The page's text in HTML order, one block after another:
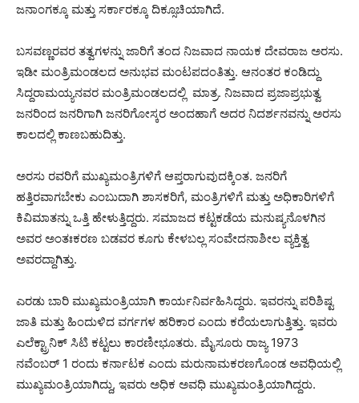
ಜನಾಂಗಕ್ಕೂ ಮತ್ತು ಸರ್ಕಾರಕ್ಕೂ ದಿಕ್ಸೂಚಿಯಾಗಿದೆ.
ಬಸವಣ್ಣರವರ ತತ್ವಗಳನ್ನು ಜಾರಿಗೆ ತಂದ ನಿಜವಾದ ನಾಯಕ ದೇವರಾಜ ಅರಸು.
ಇಡೀ ಮಂತ್ರಿಮಂಡಲದ ಅನುಭವ ಮಂಟಪದಂತಿತ್ತು. ಆನಂತರ ಕಂಡಿದ್ದು
ಸಿದ್ದರಾಮಯ್ಯನವರ ಮಂತ್ರಿಮಂಡಲದಲ್ಲಿ ಮಾತ್ರ. ನಿಜವಾದ ಪ್ರಜಾಪ್ರಭುತ್ವ
ಜನರಿಂದ ಜನರಿಗಾಗಿ ಜನರಿಗೋಸ್ಕರ ಅಂದಹಾಗೆ ಅದರ ನಿದರ್ಶನವನ್ನು ಅರಸು
ಕಾಲದಲ್ಲಿ ಕಾಣಬಹುದಿತ್ತು.
ಅರಸು ರವರಿಗೆ ಮುಖ್ಯಮಂತ್ರಿಗಳಿಗೆ ಆಪ್ತರಾಗುವುದಕ್ಕಿಂತ. ಜನರಿಗೆ
ಹತ್ತಿರವಾಗಬೇಕು ಎಂಬುದಾಗಿ ಶಾಸಕರಿಗೆ, ಮಂತ್ರಿಗಳಿಗೆ ಮತ್ತು ಅಧಿಕಾರಿಗಳಿಗೆ
ಕಿವಿಮಾತನ್ನು ಒತ್ತಿ ಹೇಳುತ್ತಿದ್ದರು. ಸಮಾಜದ ಕಟ್ಟಕಡೆಯ ಮನುಷ್ಯನೊಳಗಿನ
ಅವರ ಅಂತಃಕರಣ ಬಡವರ ಕೂಗು ಕೇಳಬಲ್ಲ ಸಂವೇದನಾಶೀಲ ವ್ಯಕ್ತಿತ್ವ
ಅವರದ್ದಾಗಿತ್ತು.
ಎರಡು ಬಾರಿ ಮುಖ್ಯಮಂತ್ರಿಯಾಗಿ ಕಾರ್ಯನಿರ್ವಹಿಸಿದ್ದರು. ಇವರನ್ನು ಪರಿಶಿಷ್ಟ
ಜಾತಿ ಮತ್ತು ಹಿಂದುಳಿದ ವರ್ಗಗಳ ಹರಿಕಾರ ಎಂದು ಕರೆಯಲಾಗುತ್ತಿತ್ತು. ಇವರು
ಎಲೆಕ್ಟ್ರಾನಿಕ್ ಸಿಟಿ ಕಟ್ಟಲು ಕಾರಣೀಭೂತರು. ಮೈಸೂರು ರಾಜ್ಯ 1973
ನವೆಂಬರ್ 1 ರಂದು ಕರ್ನಾಟಕ ಎಂದು ಮರುನಾಮಕರಣಗೊಂಡ ಅವಧಿಯಲ್ಲಿ
ಮುಖ್ಯಮಂತ್ರಿಯಾಗಿದ್ದು, ಇವರು ಅಧಿಕ ಅವಧಿ ಮುಖ್ಯಮಂತ್ರಿಯಾಗಿದ್ದರು.